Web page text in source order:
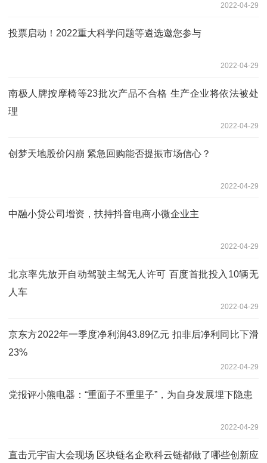
2022-04-29
投票启动！2022重大科学问题等遴选邀您参与
2022-04-29
南极人牌按摩椅等23批次产品不合格 生产企业将依法被处
理
2022-04-29
创梦天地股价闪崩 紧急回购能否提振市场信心？
2022-04-29
中融小贷公司增资，扶持抖音电商小微企业主
2022-04-29
北京率先放开自动驾驶主驾无人许可 百度首批投入10辆无
人车
2022-04-29
京东方2022年一季度净利润43.89亿元 扣非后净利同比下滑
23%
2022-04-29
党报评小熊电器：“重面子不重里子”，为自身发展埋下隐患
2022-04-29
直击元宇宙大会现场 区块链名企欧科云链都做了哪些创新应